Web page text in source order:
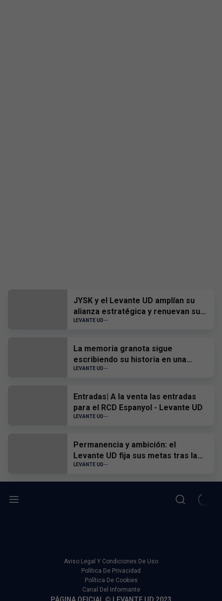
JYSK y el Levante UD amplían su
alianza estratégica y renuevan su
patrocinio hasta 2028
LEVANTE UD
La memoria granota sigue
escribiendo su historia en una
nueva actualización del Museo
LEVANTE UD
Entradas| A la venta las entradas
para el RCD Espanyol - Levante UD
LEVANTE UD
Permanencia y ambición: el
Levante UD fija sus metas tras la
visita a la Basílica
LEVANTE UD
Aviso Legal Y Condiciones De Uso
Política De Privacidad
Política De Cookies
Canal Del Informante